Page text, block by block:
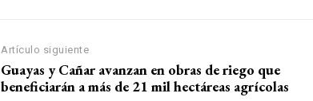
Artículo siguiente
Guayas y Cañar avanzan en obras de riego que
beneficiarán a más de 21 mil hectáreas agrícolas